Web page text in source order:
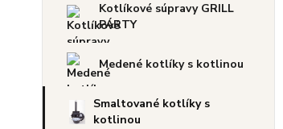
Kotlíkové súpravy GRILL
PÁRTY
Medené kotlíky s kotlinou
Smaltované kotlíky s
kotlinou